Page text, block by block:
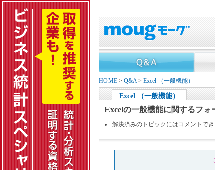
HOME > Q&A> Excel （一般機能）
Excel （一般機能）
Excelの一般機能に関するフォ
解決済みのトピックにはコメントでき